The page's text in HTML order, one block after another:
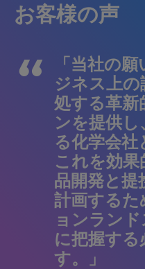
お客様の声
「当社の
ジネス上
処する革新
ンを提供
る化学会社
これを効
品開発と提
計画するた
ョンラン
に把握する
す。」